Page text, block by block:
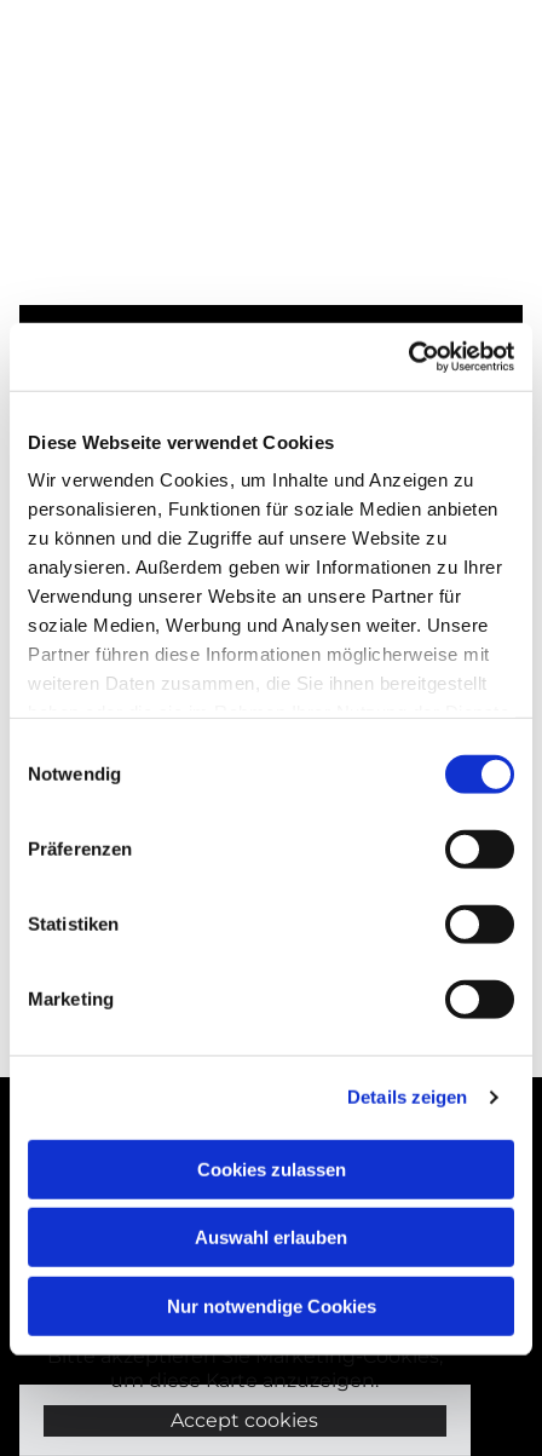
Diese Webseite verwendet Cookies
Wir verwenden Cookies, um Inhalte und Anzeigen zu
personalisieren, Funktionen für soziale Medien anbieten
zu können und die Zugriffe auf unsere Website zu
analysieren. Außerdem geben wir Informationen zu Ihrer
Verwendung unserer Website an unsere Partner für
soziale Medien, Werbung und Analysen weiter. Unsere
Partner führen diese Informationen möglicherweise mit
weiteren Daten zusammen, die Sie ihnen bereitgestellt
Notwendig
Präferenzen
Statistiken
Marketing
Details zeigen
Cookies zulassen
Auswahl erlauben
Nur notwendige Cookies
Dies könnte Sie auch
Bogenstraße 4A
99089 Erfurt, Thüringen
Bitte akzeptieren Sie Marketing-Cookies,
um diese Karte anzuzeigen.
Accept cookies